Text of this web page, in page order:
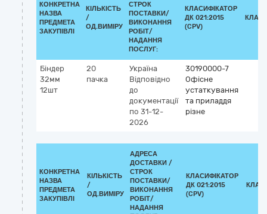
КОНКРЕТНА
НАЗВА
ПРЕДМЕТА
ЗАКУПІВЛІ
КІЛЬКІСТЬ
/
ОД.ВИМІРУ
СТРОК
ПОСТАВКИ/
ВИКОНАННЯ
РОБІТ/
НАДАННЯ
ПОСЛУГ:
КЛАСИФІКАТОР
ДК 021:2015
(CPV)
Біндер
32мм
12шт
20
пачка
Україна
Відповідно
до
документації
по 31-12-
2026
30190000-7
Офісне
устаткування
та приладдя
різне
КОНКРЕТНА
НАЗВА
ПРЕДМЕТА
ЗАКУПІВЛІ
КІЛЬКІСТЬ
/
ОД.ВИМІРУ
АДРЕСА
ДОСТАВКИ /
СТРОК
ПОСТАВКИ/
ВИКОНАННЯ
РОБІТ/
НАДАННЯ
КЛАСИФІКАТОР
ДК 021:2015
(CPV)